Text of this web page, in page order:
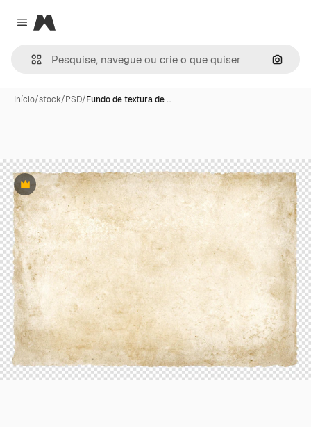
Close menu
Magnific
Início/stock/PSD/Fundo de textura de …
Premium